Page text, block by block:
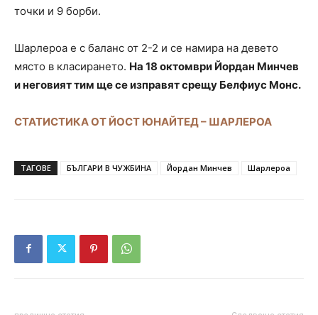
точки и 9 борби.
Шарлероа е с баланс от 2-2 и се намира на девето
място в класирането. На 18 октомври Йордан Минчев
и неговият тим ще се изправят срещу Белфиус Монс.
СТАТИСТИКА ОТ ЙОСТ ЮНАЙТЕД – ШАРЛЕРОА
ТАГОВЕ БЪЛГАРИ В ЧУЖБИНА Йордан Минчев Шарлероа